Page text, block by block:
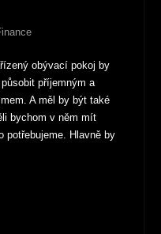
obývací pokoj by
příjemným a
A měl by být také
bychom v něm mít
potřebujeme. Hlavně by